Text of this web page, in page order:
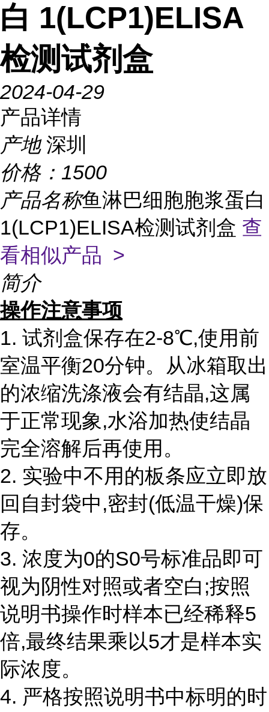
白 1(LCP1)ELISA
检测试剂盒
2024-04-29
产品详情
产地 深圳
价格： 1500
产品名称鱼淋巴细胞胞浆蛋白
1(LCP1)ELISA检测试剂盒 查
看相似产品 >
简介
操作注意事项
1. 试剂盒保存在2-8℃,使用前
室温平衡20分钟。从冰箱取出
的浓缩洗涤液会有结晶,这属
于正常现象,水浴加热使结晶
完全溶解后再使用。
2. 实验中不用的板条应立即放
回自封袋中,密封(低温干燥)保
存。
3. 浓度为0的S0号标准品即可
视为阴性对照或者空白;按照
说明书操作时样本已经稀释5
倍,最终结果乘以5才是样本实
际浓度。
4. 严格按照说明书中标明的时